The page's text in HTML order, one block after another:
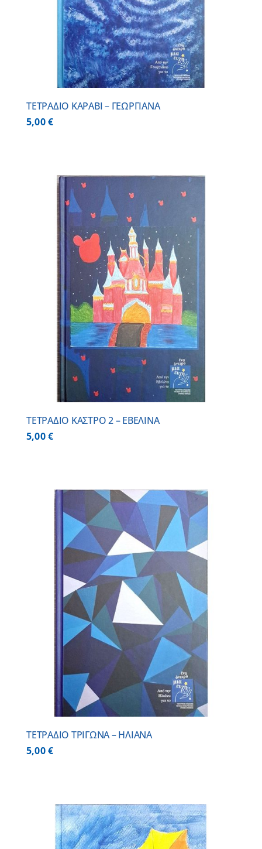
ΤΕΤΡΑΔΙΟ ΚΑΡΑΒΙ – ΓΕΩΡΓΙΑΝΑ
5,00€
ΤΕΤΡΑΔΙΟ ΚΑΣΤΡΟ 2 – ΕΒΕΛΙΝΑ
5,00€
ΤΕΤΡΑΔΙΟ ΤΡΙΓΩΝΑ – ΗΛΙΑΝΑ
5,00€